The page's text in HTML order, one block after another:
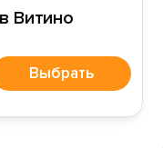
Витино
Выбрать